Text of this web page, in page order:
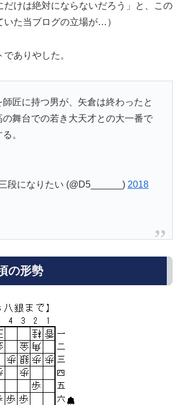
だけは絶対にならないだろう」と、この
いた当ブログの立場が…）
ありやした。
師匠に持つ男が、矢倉は終わったと
の舞台での若き大天才との大一番で
。
段になりたい (@D5______) 2018
の形勢